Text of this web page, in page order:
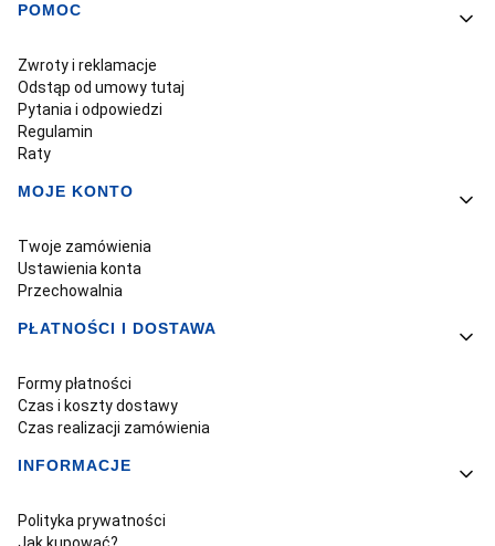
Linki w stopce
POMOC
Zwroty i reklamacje
Odstąp od umowy tutaj
Pytania i odpowiedzi
Regulamin
Raty
MOJE KONTO
Twoje zamówienia
Ustawienia konta
Przechowalnia
PŁATNOŚCI I DOSTAWA
Formy płatności
Czas i koszty dostawy
Czas realizacji zamówienia
INFORMACJE
Polityka prywatności